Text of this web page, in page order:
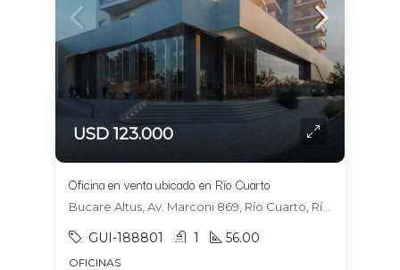
USD 123.000
Oficina en venta ubicado en Río Cuarto
Bucare Altus, Av. Marconi 869, Río Cuarto, Río Cuarto
GUI-188801 1 56.00
OFICINAS